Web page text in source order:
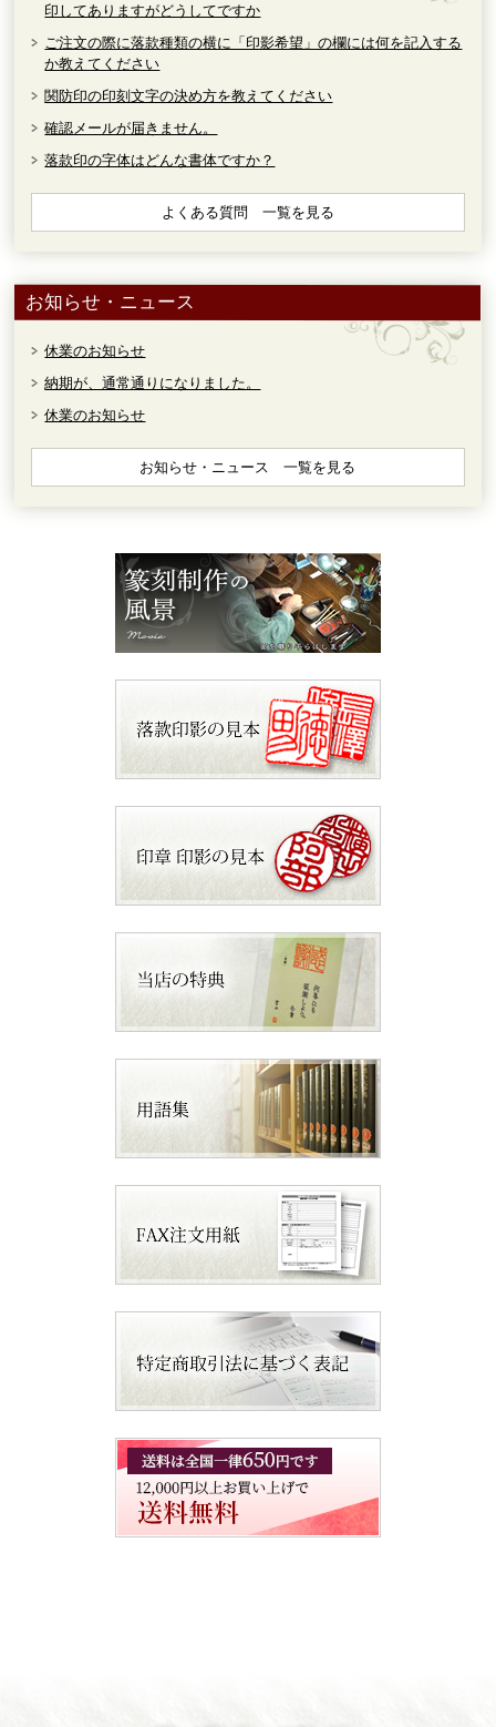
印してありますがどうしてですか
ご注文の際に落款種類の横に「印影希望」の欄には何を記入する
か教えてください
関防印の印刻文字の決め方を教えてください
確認メールが届きません。
落款印の字体はどんな書体ですか？
よくある質問 一覧を見る
お知らせ・ニュース
休業のお知らせ
納期が、通常通りになりました。
休業のお知らせ
お知らせ・ニュース 一覧を見る